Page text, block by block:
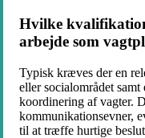
Hvilke
arbejde som
Typisk kræves der en
eller socialområdet
koordinering af vagter.
kommunikationsevner,
til at træffe hurtige